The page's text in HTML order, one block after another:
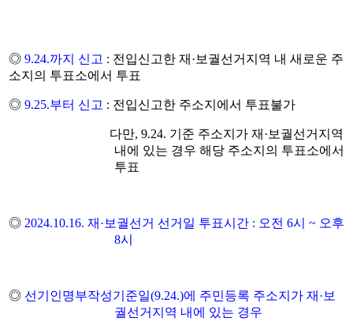
◎ 9.24.까지 신고 : 전입신고한 재·보궐선거지역 내 새로운 주
소지의 투표소에서 투표
◎ 9.25.부터 신고 : 전입신고한 주소지에서 투표불가
다만, 9.24. 기준 주소지가 재·보궐선거지역
내에 있는 경우 해당 주소지의 투표소에서
투표
◎ 2024.10.16. 재 · 보궐선거 선거일 투표시 간 : 오전 6시 ~ 오후
8시
◎ 선기인명부작성기준일(9.24.)에 주민등록 주소지가 재 · 보
궐선거지역 내에 있는 경우